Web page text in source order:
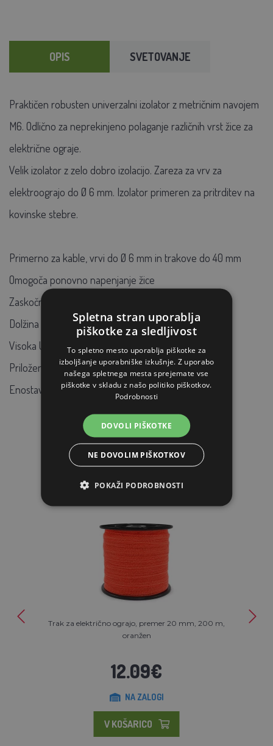
OPIS SVETOVANJE
Praktičen robusten univerzalni izolator z metričnim navojem
M6. Odlično za neprekinjeno polaganje različnih vrst žice za
električne ograje.
Velik izolator z zelo dobro izolacijo. Zareza za vrv za
elektroograjo do Ø 6 mm. Izolator primeren za pritrditev na
kovinske stebre.
Primerno za kable, vrvi do Ø 6 mm in trakove do 40 mm
Omogoča ponovno napenjanje žice
Zaskočna ključavnica
Dolžina navoja: 35 mm
Visoka UV odpornost
Priloženi sta dve izolatorski matici
Enostavna montaža
PODOBNI IZDELKI
Trak za električno ograjo, premer 20 mm, 200 m,
oranžen
12.09€
NA ZALOGI
V KOŠARICO
Spletna stran uporablja
piškotke za sledljivost
To spletno mesto uporablja piškotke za
izboljšanje uporabniške izkušnje. Z uporabo
našega spletnega mesta sprejemate vse
piškotke v skladu z našo politiko piškotkov.
Podrobnosti
DOVOLI PIŠKOTKE
NE DOVOLIM PIŠKOTKOV
POKAŽI PODROBNOSTI